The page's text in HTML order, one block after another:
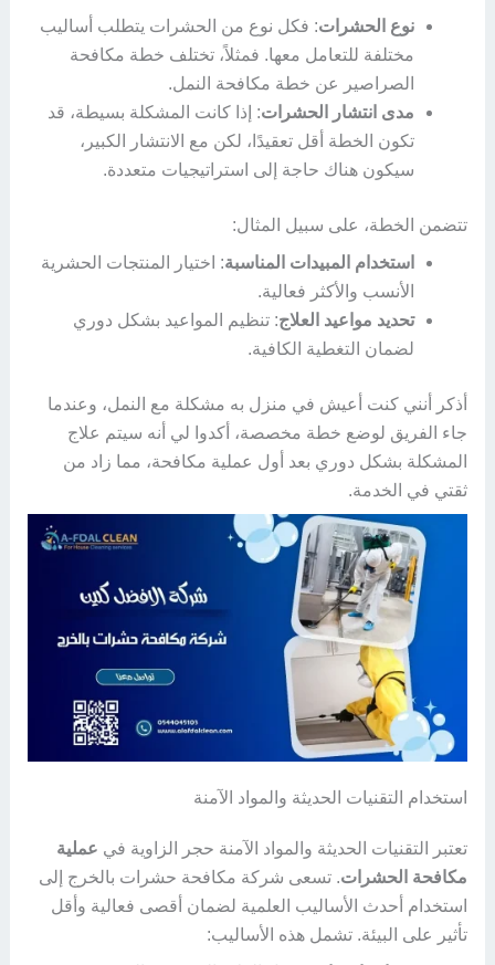
نوع الحشرات: فكل نوع من الحشرات يتطلب أساليب
مختلفة للتعامل معها. فمثلاً، تختلف خطة مكافحة
الصراصير عن خطة مكافحة النمل.
مدى انتشار الحشرات: إذا كانت المشكلة بسيطة، قد
تكون الخطة أقل تعقيدًا، لكن مع الانتشار الكبير،
سيكون هناك حاجة إلى استراتيجيات متعددة.
تتضمن الخطة، على سبيل المثال:
استخدام المبيدات المناسبة: اختيار المنتجات الحشرية
الأنسب والأكثر فعالية.
تحديد مواعيد العلاج: تنظيم المواعيد بشكل دوري
لضمان التغطية الكافية.
أذكر أنني كنت أعيش في منزل به مشكلة مع النمل، وعندما
جاء الفريق لوضع خطة مخصصة، أكدوا لي أنه سيتم علاج
المشكلة بشكل دوري بعد أول عملية مكافحة، مما زاد من
ثقتي في الخدمة.
استخدام التقنيات الحديثة والمواد الآمنة
تعتبر التقنيات الحديثة والمواد الآمنة حجر الزاوية في عملية
مكافحة الحشرات. تسعى شركة مكافحة حشرات بالخرج إلى
استخدام أحدث الأساليب العلمية لضمان أقصى فعالية وأقل
تأثير على البيئة. تشمل هذه الأساليب: